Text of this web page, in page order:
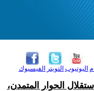
الفيسبوك التويتر اليوتيوب
الحوار المتمدن،